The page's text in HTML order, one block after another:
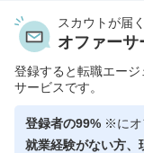
スカウトが届く
オファーサ
登録すると転職エージ
サービスです。
登録者の99% ※にオ
就業経験がない方、